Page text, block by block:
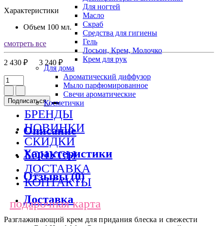
Для ногтей
Масло
Скраб
Средства для гигиены
Гель
Лосьон, Крем, Молочко
Крем для рук
Для дома
Ароматический диффузор
Мыло парфюмированное
Свечи ароматические
Косметички
БРЕНДЫ
НОВИНКИ
СКИДКИ
БОНУСЫ
ДОСТАВКА
КОНТАКТЫ
подарочная карта
Характеристики
Объем 100 мл.
смотреть все
2 430 ₽ 3 240 ₽
Подписаться
Описание
Характеристики
Отзывы (0)
Доставка
Разглаживающий крем для придания блеска и свежести